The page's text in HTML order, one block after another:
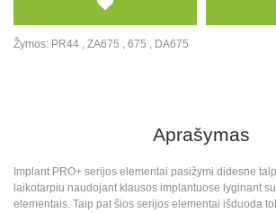
Žymos: PR44 , ZA675 , 675 , DA675
Aprašymas
Implant PRO+ serijos elementai pasižymi didesne
laikotarpiu naudojant klausos implantuose lyginant
elementais. Taip pat šios serijos elementai išduoda